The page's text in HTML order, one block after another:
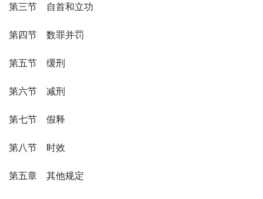
第三节　自首和立功
第四节　数罪并罚
第五节　缓刑
第六节　减刑
第七节　假释
第八节　时效
第五章　其他规定